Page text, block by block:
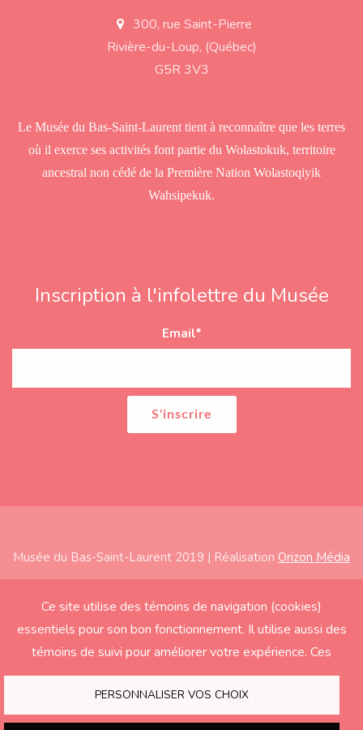
a
d
300, rue Saint-Pierre
Rivière-du-Loup, (Québec)
G5R 3V3
Le Musée du Bas-Saint-Laurent tient à reconnaître que les terres
où il exerce ses activités font partie du Wolastokuk, territoire
ancestral non cédé de la Première Nation Wolastoqiyik
Wahsipekuk.
Inscription à l'infolettre du Musée
Email*
Musée du Bas-Saint-Laurent 2019 | Réalisation Orizon Média
Ce site utilise des témoins de navigation (cookies)
essentiels pour son bon fonctionnement. Il utilise aussi des
témoins de suivi pour améliorer votre expérience. Ces
derniers seront activés seulement si vous acceptez.
PERSONNALISER VOS CHOIX
Accueil
À propos
Éducation
Soutenir le Musée